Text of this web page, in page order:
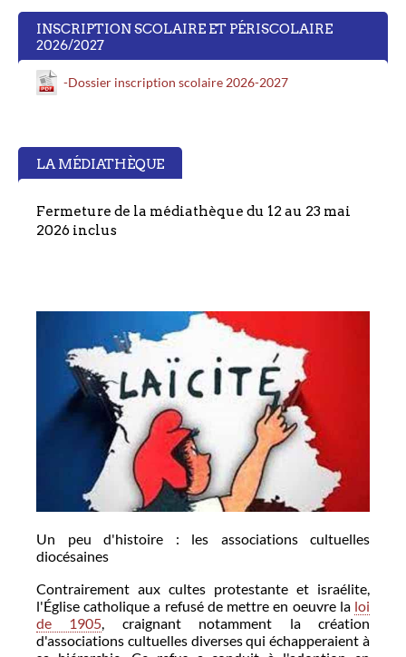
INSCRIPTION SCOLAIRE ET PÉRISCOLAIRE
2026/2027
-Dossier inscription scolaire 2026-2027
LA MÉDIATHÈQUE
Fermeture de la médiathèque du 12 au 23 mai
2026 inclus
Un peu d'histoire : les associations cultuelles
diocésaines
Contrairement aux cultes protestante et israélite,
l'Église catholique a refusé de mettre en oeuvre la loi
de 1905, craignant notamment la création
d'associations cultuelles diverses qui échapperaient à